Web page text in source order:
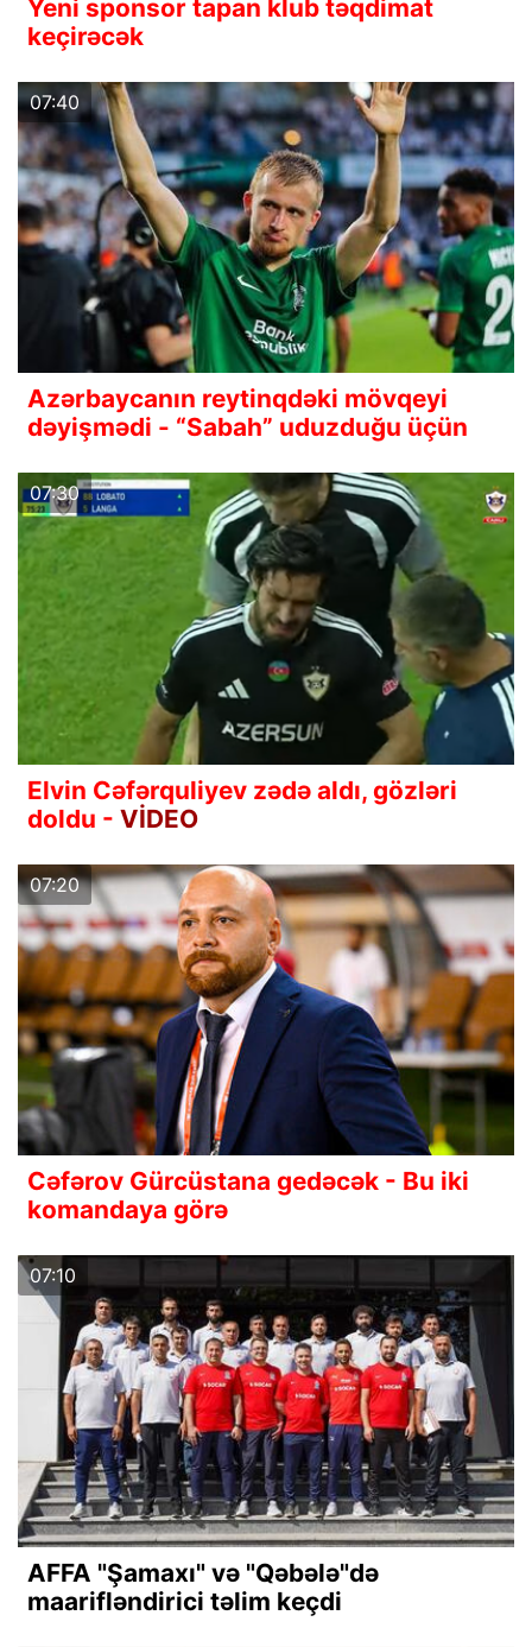
Yeni sponsor tapan klub təqdimat
keçirəcək
07:40
Azərbaycanın reytinqdəki mövqeyi
dəyişmədi - “Sabah” uduzduğu üçün
07:30
Elvin Cəfərquliyev zədə aldı, gözləri
doldu - VİDEO
07:20
Cəfərov Gürcüstana gedəcək - Bu iki
komandaya görə
07:10
AFFA "Şamaxı" və "Qəbələ"də
maarifləndirici təlim keçdi